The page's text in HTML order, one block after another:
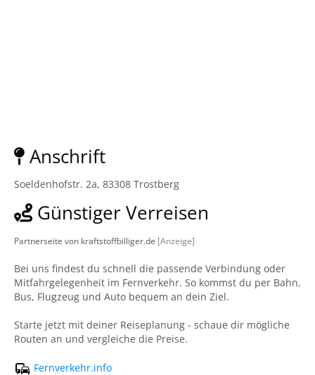
Anschrift
Soeldenhofstr. 2a, 83308 Trostberg
Günstiger Verreisen
Partnerseite von kraftstoffbilliger.de [Anzeige]
Bei uns findest du schnell die passende Verbindung oder
Mitfahrgelegenheit im Fernverkehr. So kommst du per Bahn,
Bus, Flugzeug und Auto bequem an dein Ziel.
Starte jetzt mit deiner Reiseplanung - schaue dir mögliche
Routen an und vergleiche die Preise.
Fernverkehr.info